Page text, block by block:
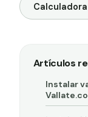
Calculadora
Artículos
Instalar